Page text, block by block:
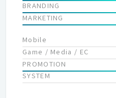
BRANDING
MARKETING
Mobile
Game / Media / EC
PROMOTION
SYSTEM